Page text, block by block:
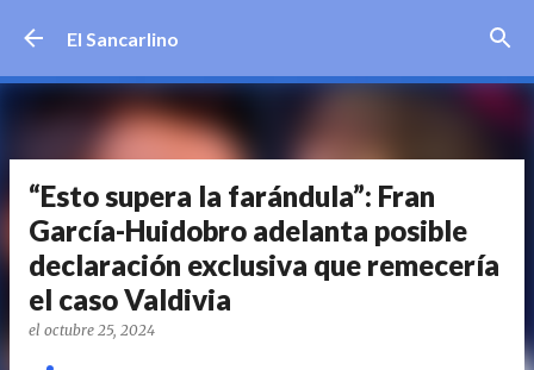
El Sancarlino
“Esto supera la farándula”: Fran
García-Huidobro adelanta posible
declaración exclusiva que remecería
el caso Valdivia
el octubre 25, 2024